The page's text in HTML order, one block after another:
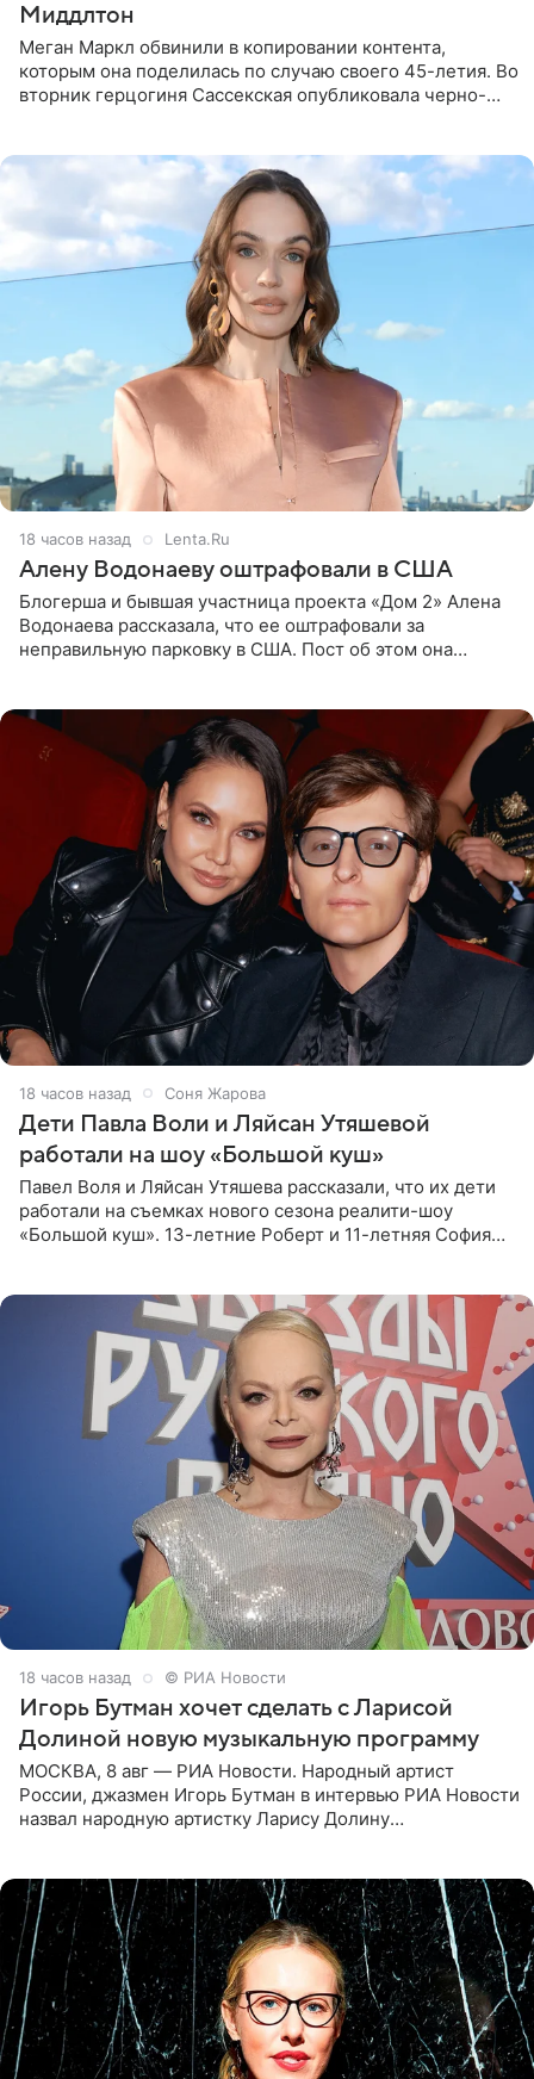
Миддлтон
Меган Маркл обвинили в копировании контента,
которым она поделилась по случаю своего 45-летия. Во
вторник герцогиня Сассекская опубликовала черно-
18 часов назад Lenta.Ru
Алену Водонаеву оштрафовали в США
Блогерша и бывшая участница проекта «Дом 2» Алена
Водонаева рассказала, что ее оштрафовали за
неправильную парковку в США. Пост об этом она
18 часов назад Соня Жарова
Дети Павла Воли и Ляйсан Утяшевой
работали на шоу «Большой куш»
Павел Воля и Ляйсан Утяшева рассказали, что их дети
работали на съемках нового сезона реалити-шоу
«Большой куш». 13-летние Роберт и 11-летняя София
18 часов назад © РИА Новости
Игорь Бутман хочет сделать с Ларисой
Долиной новую музыкальную программу
МОСКВА, 8 авг — РИА Новости. Народный артист
России, джазмен Игорь Бутман в интервью РИА Новости
назвал народную артистку Ларису Долину